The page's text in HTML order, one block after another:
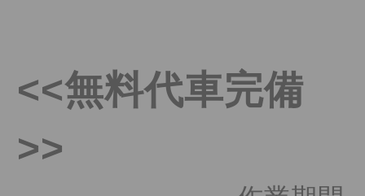
<<無料代車完備
>>